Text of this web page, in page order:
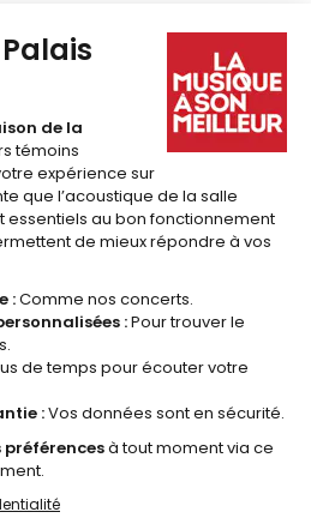
du Palais Montcalm!
maison de la musique -
Agence Web